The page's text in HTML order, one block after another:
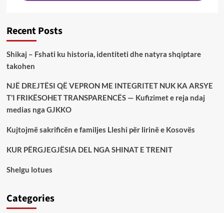
Recent Posts
Shikaj – Fshati ku historia, identiteti dhe natyra shqiptare
takohen
NJË DREJTËSI QË VEPRON ME INTEGRITET NUK KA ARSYE
T’I FRIKËSOHET TRANSPARENCËS — Kufizimet e reja ndaj
medias nga GJKKO
Kujtojmë sakrificën e familjes Lleshi për lirinë e Kosovës
KUR PËRGJEGJËSIA DEL NGA SHINAT E TRENIT
Shelgu lotues
Categories